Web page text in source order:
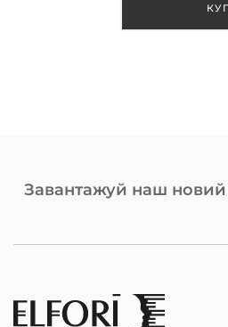
Завантажуй наш